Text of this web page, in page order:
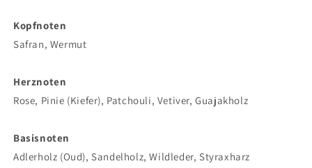
Kopfnoten
Safran, Wermut
Herznoten
Rose, Pinie (Kiefer), Patchouli, Vetiver, Guajakholz
Basisnoten
Adlerholz (Oud), Sandelholz, Wildleder, Styraxharz